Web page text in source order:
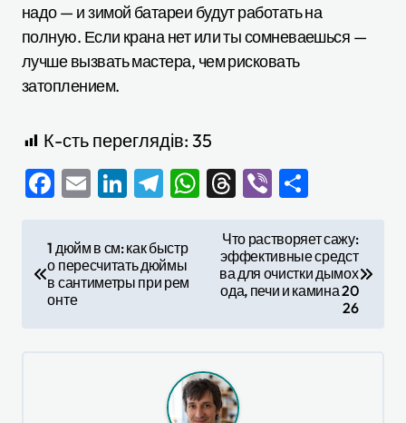
надо — и зимой батареи будут работать на
полную. Если крана нет или ты сомневаешься —
лучше вызвать мастера, чем рисковать
затоплением.
К-сть переглядів: 35
Facebook
EmailLinkedIn
Telegram
WhatsApp
Threads
Viber
1 дюйм в см: как быстр
о пересчитать дюймы
в сантиметры при рем
онте
Что растворяет сажу:
эффективные средст
ва для очистки дымох
ода, печи и камина 20
26